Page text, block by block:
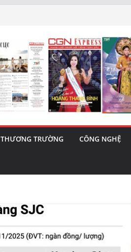
THƯƠNG TRƯỜNG CÔNG NGHỆ